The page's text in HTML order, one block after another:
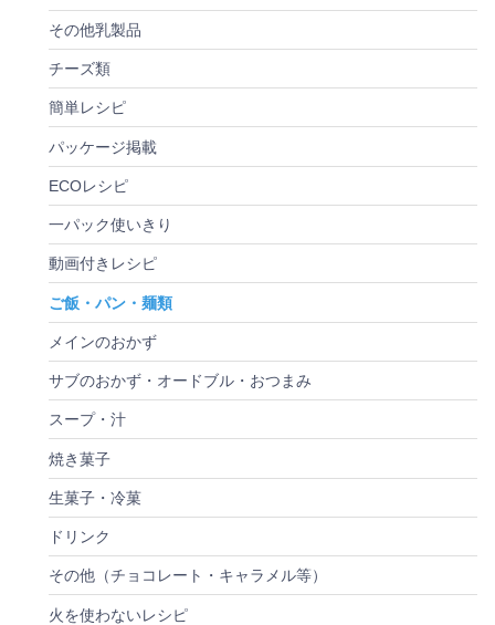
その他乳製品
チーズ類
簡単レシピ
パッケージ掲載
ECOレシピ
一パック使いきり
動画付きレシピ
ご飯・パン・麺類
メインのおかず
サブのおかず・オードブル・おつまみ
スープ・汁
焼き菓子
生菓子・冷菓
ドリンク
その他（チョコレート・キャラメル等）
火を使わないレシピ